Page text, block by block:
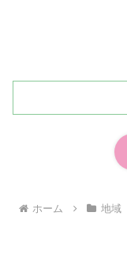
ホーム 地域